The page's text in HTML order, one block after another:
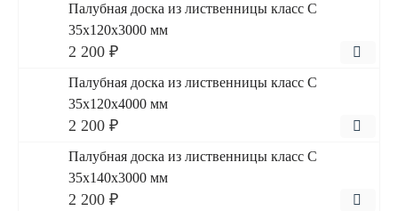
Палубная доска из лиственницы класс С
35x120x3000 мм
2 200 ₽
Палубная доска из лиственницы класс С
35x120x4000 мм
2 200 ₽
Палубная доска из лиственницы класс С
35x140x3000 мм
2 200 ₽